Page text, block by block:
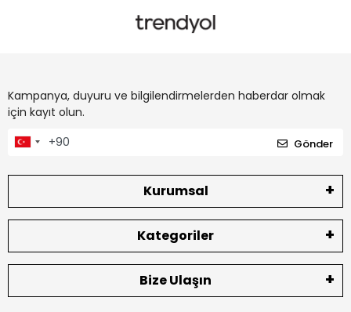
Kampanya, duyuru ve bilgilendirmelerden haberdar olmak
için kayıt olun.
Gönder
Kurumsal
Kategoriler
Bize Ulaşın